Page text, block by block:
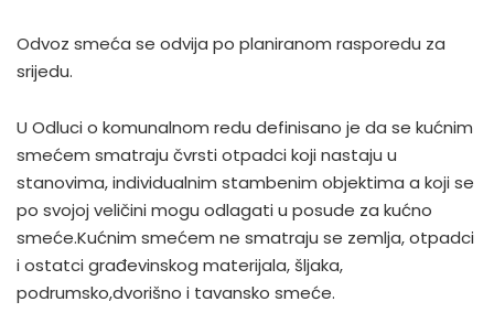
Odvoz smeća se odvija po planiranom rasporedu za
srijedu.
U Odluci o komunalnom redu definisano je da se kućnim
smećem smatraju čvrsti otpadci koji nastaju u
stanovima, individualnim stambenim objektima a koji se
po svojoj veličini mogu odlagati u posude za kućno
smeće.Kućnim smećem ne smatraju se zemlja, otpadci
i ostatci građevinskog materijala, šljaka,
podrumsko,dvorišno i tavansko smeće.